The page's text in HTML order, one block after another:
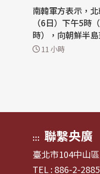
南韓軍方表示，
（6日）下午5時
時），向朝鮮半
短程彈道飛彈。北
11 小時
::: 聯繫央廣
臺北市104中山
TEL : 886-2-